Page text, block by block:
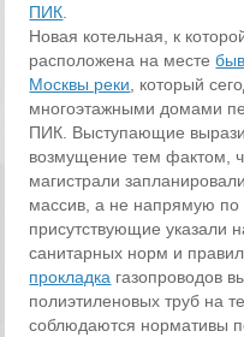
ПИК
Новая котельная, к
расположена на месте
Москвы реки , который
многоэтажными домами
ПИК. Выступающие
возмущение тем фактом,
магистрали
массив, а не напрямую
присутствующие указали
санитарных норм и
прокладка газопроводов
полиэтиленовых труб на
соблюдаются нормативы